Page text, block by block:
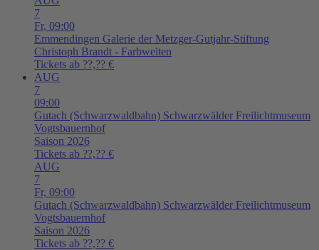
7
Fr, 09:00
Emmendingen Galerie der Metzger-Gutjahr-Stiftung
Christoph Brandt - Farbwelten
Tickets ab ??,?? €
AUG
7
09:00
Gutach (Schwarzwaldbahn) Schwarzwälder Freilichtmuseum
Vogtsbauernhof
Saison 2026
Tickets ab ??,?? €
AUG
7
Fr, 09:00
Gutach (Schwarzwaldbahn) Schwarzwälder Freilichtmuseum
Vogtsbauernhof
Saison 2026
Tickets ab ??,?? €